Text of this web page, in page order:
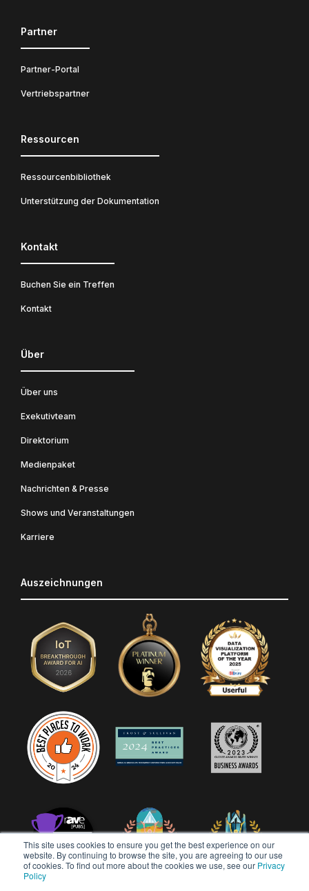
This site uses cookies to ensure you get the best experience on our
website. By continuing to browse the site, you are agreeing to our use
of cookies. To find out more about the cookies we use, see our Privacy
Policy
Partner
Partner-Portal
Vertriebspartner
Ressourcen
Ressourcenbibliothek
Unterstützung der Dokumentation
Kontakt
Buchen Sie ein Treffen
Kontakt
Über
Über uns
Exekutivteam
Direktorium
Medienpaket
Nachrichten & Presse
Shows und Veranstaltungen
Karriere
Auszeichnungen